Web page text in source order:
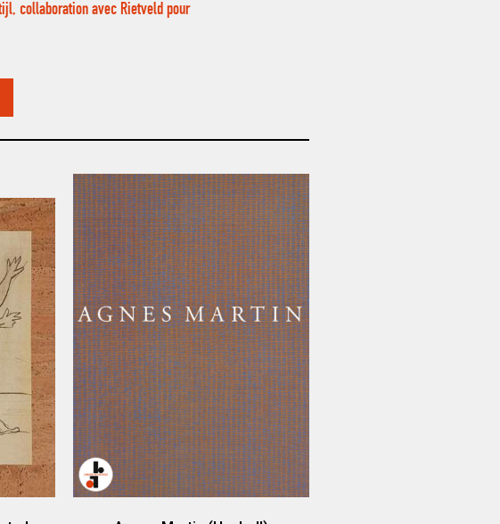
collaboration avec Rietveld pour